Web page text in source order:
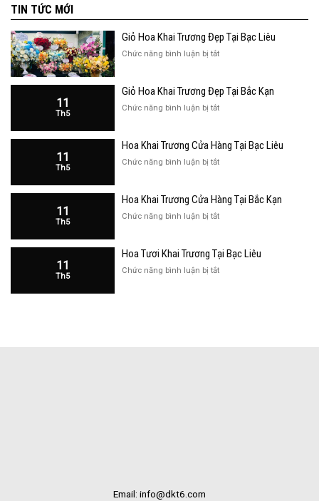
TIN TỨC MỚI
Giỏ Hoa Khai Trương Đẹp Tại Bạc Liêu
Chức năng bình luận bị tắtở
Khai
Liêu
11
Th5
Giỏ Hoa Khai Trương Đẹp Tại Bắc Kạn
Chức năng bình luận bị tắtở
Khai
Kạn
11
Th5
Hoa Khai Trương Cửa Hàng Tại Bạc Liêu
Chức năng bình luận bị tắtở
Trương
Liêu
11
Th5
Hoa Khai Trương Cửa Hàng Tại Bắc Kạn
Chức năng bình luận bị tắtở
Trương
11
Th5
Hoa Tươi Khai Trương Tại Bạc Liêu
Chức năng bình luận bị tắtở
Email: info@dkt6.com